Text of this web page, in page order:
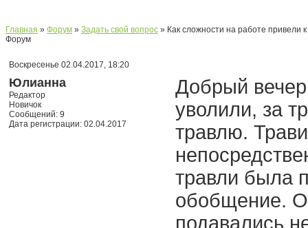
Главная » Форум » Задать свой вопрос » Как сложности на работе привели
Форум
Воскресенье 02.04.2017, 18:20
Юлианна
Редактор
Новичок
Сообщений: 9
Дата регистрации: 02.04.2017
Добрый
уволили, за
травлю.
травли была
обобщение.
подавались